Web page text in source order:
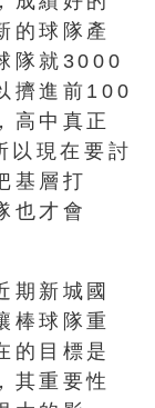
的球隊產
隊就3000
擠進前100
高中真正
以現在要討
基層打
也才會
期新城國
棒球隊重
的目標是
其重要性